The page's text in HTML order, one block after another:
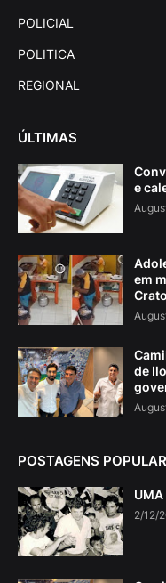
POLICIAL
POLITICA
REGIONAL
ÚLTIMAS
e
em
de
POSTAGENS
UMA
2/12/